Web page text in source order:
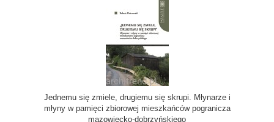
Jednemu się zmiele, drugiemu się skrupi. Młynarze i
młyny w pamięci zbiorowej mieszkańców pogranicza
mazowiecko-dobrzyńskiego